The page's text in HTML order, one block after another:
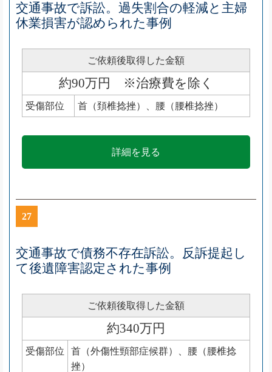
交通事故で訴訟。過失割合の軽減と主婦
休業損害が認められた事例
ご依頼後取得した金額
約90万円 ※治療費を除く
受傷部位 首（頚椎捻挫）、腰（腰椎捻挫）
詳細を見る
27
交通事故で債務不存在訴訟。反訴提起し
て後遺障害認定された事例
ご依頼後取得した金額
約340万円
受傷部位
首（外傷性頸部症候群）、腰（腰椎捻
挫）